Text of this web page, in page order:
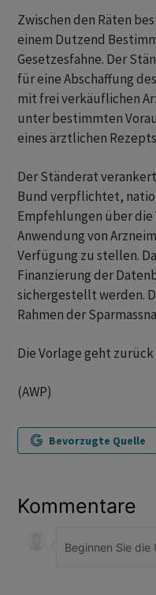
Zwischen den Räten
einem Dutzend
Gesetzesfahne. Der
für eine Abschaffung
mit frei verkäuflichen
unter bestimmten
eines ärztlichen
Der Ständerat
Bund verpflichtet,
Empfehlungen über die
Anwendung von
Verfügung zu stellen.
Finanzierung der
sichergestellt werden.
Rahmen der
Die Vorlage geht
(AWP)
Bevorzugte Quelle
Kommentare